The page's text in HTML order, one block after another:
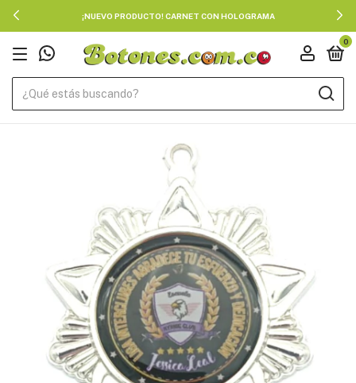
¡NUEVO PRODUCTO! CARNET CON HOLOGRAMA
0